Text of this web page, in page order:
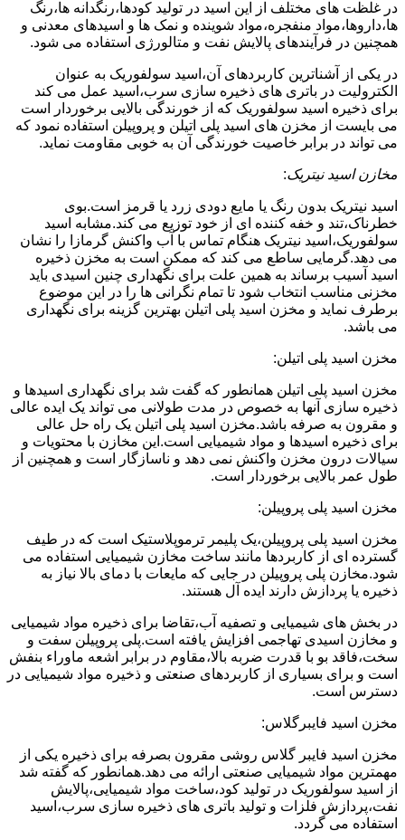
در غلظت های مختلف از این اسید در تولید کودها،رنگدانه ها،رنگ
ها،داروها،مواد منفجره،مواد شوینده و نمک ها و اسیدهای معدنی و
همچنین در فرآیندهای پالایش نفت و متالورژی استفاده می شود.
در یکی از آشناترین کاربردهای آن،اسید سولفوریک به عنوان
الکترولیت در باتری های ذخیره سازی سرب،اسید عمل می کند
برای ذخیره اسید سولفوریک که از خورندگی بالایی برخوردار است
می بایست از مخزن های اسید پلی اتیلن و پروپیلن استفاده نمود که
می تواند در برابر خاصیت خورندگی آن به خوبی مقاومت نماید.
مخازن اسید نیتریک:
اسید نیتریک بدون رنگ یا مایع دودی زرد یا قرمز است.بوی
خطرناک،تند و خفه کننده ای از خود توزیع می کند.مشابه اسید
سولفوریک،اسید نیتریک هنگام تماس با آب واکنش گرمازا را نشان
می دهد.گرمایی ساطع می کند که ممکن است به مخزن ذخیره
اسید آسیب برساند به همین علت برای نگهداری چنین اسیدی باید
مخزنی مناسب انتخاب شود تا تمام نگرانی ها را در این موضوع
برطرف نماید و مخزن اسید پلی اتیلن بهترین گزینه برای نگهداری
می باشد.
مخزن اسید پلی اتیلن:
مخزن اسید پلی اتیلن همانطور که گفت شد برای نگهداری اسیدها و
ذخیره سازی آنها به خصوص در مدت طولانی می تواند یک ایده عالی
و مقرون به صرفه باشد.مخزن اسید پلی اتیلن یک راه حل عالی
برای ذخیره اسیدها و مواد شیمیایی است.این مخازن با محتویات و
سیالات درون مخزن واکنش نمی دهد و ناسازگار است و همچنین از
طول عمر بالایی برخوردار است.
مخزن اسید پلی پروپیلن:
مخزن اسید پلی پروپیلن،یک پلیمر ترموپلاستیک است که در طیف
گسترده ای از کاربردها مانند ساخت مخازن شیمیایی استفاده می
شود.مخازن پلی پروپیلن در جایی که مایعات با دمای بالا نیاز به
ذخیره یا پردازش دارند ایده آل هستند.
در بخش های شیمیایی و تصفیه آب،تقاضا برای ذخیره مواد شیمیایی
و مخازن اسیدی تهاجمی افزایش یافته است.پلی پروپیلن سفت و
سخت،فاقد بو با قدرت ضربه بالا،مقاوم در برابر اشعه ماوراء بنفش
است و برای بسیاری از کاربردهای صنعتی و ذخیره مواد شیمیایی در
دسترس است.
مخزن اسید فایبرگلاس:
مخزن اسید فایبر گلاس روشی مقرون بصرفه برای ذخیره یکی از
مهمترین مواد شیمیایی صنعتی ارائه می دهد.همانطور که گفته شد
از اسید سولفوریک در تولید کود،ساخت مواد شیمیایی،پالایش
نفت،پردازش فلزات و تولید باتری های ذخیره سازی سرب،اسید
استفاده می گردد.